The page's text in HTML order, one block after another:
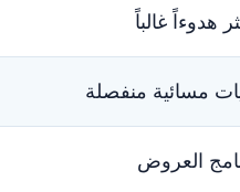
هدوءاً غالباً
مسائية منفصلة
العروض